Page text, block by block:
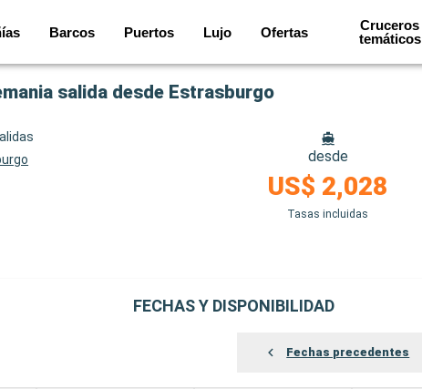
Barcos Puertos Lujo Ofertas
Cruceros
temáticos
salida desde Estrasburgo
desde
US$ 2,028
Tasas incluidas
FECHAS Y DISPONIBILIDAD
Fechas precedentes